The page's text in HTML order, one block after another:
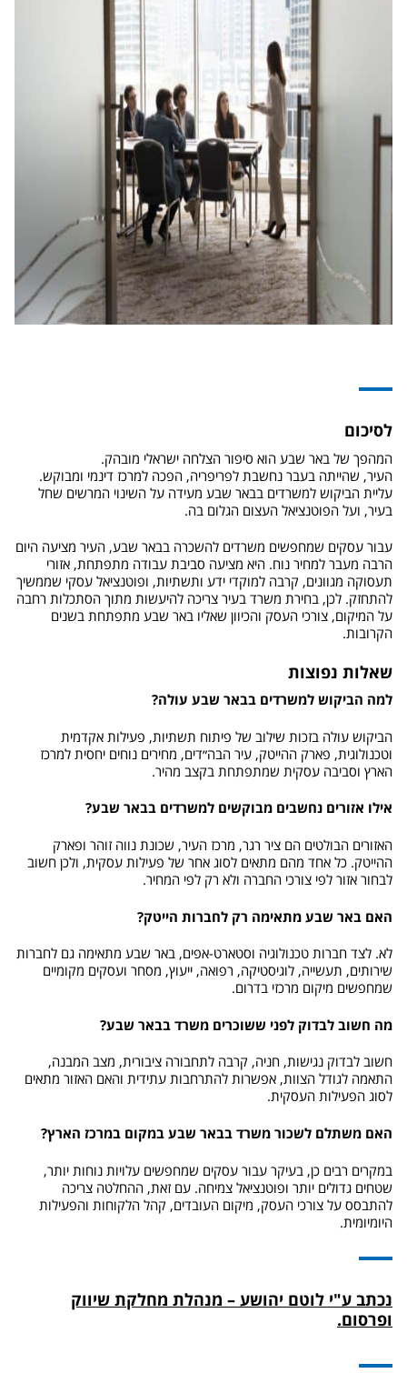
לסיכום
המהפך של באר שבע הוא סיפור הצלחה ישראלי מובהק.
העיר, שהייתה בעבר נחשבת לפריפריה, הפכה למרכז דינמי ומבוקש.
עליית הביקוש למשרדים בבאר שבע מעידה על השינוי המרשים שחל
בעיר, ועל הפוטנציאל העצום הגלום בה.
עבור עסקים שמחפשים משרדים להשכרה בבאר שבע, העיר מציעה היום
הרבה מעבר למחיר נוח. היא מציעה סביבת עבודה מתפתחת, אזורי
תעסוקה מגוונים, קרבה למוקדי ידע ותשתיות, ופוטנציאל עסקי שממשיך
להתחזק. לכן, בחירת משרד בעיר צריכה להיעשות מתוך הסתכלות רחבה
על המיקום, צורכי העסק והכיוון שאליו באר שבע מתפתחת בשנים
הקרובות.
שאלות נפוצות
למה הביקוש למשרדים בבאר שבע עולה?
הביקוש עולה בזכות שילוב של פיתוח תשתיות, פעילות אקדמית
וטכנולוגית, פארק ההייטק, עיר הבה״דים, מחירים נוחים יחסית למרכז
הארץ וסביבה עסקית שמתפתחת בקצב מהיר.
אילו אזורים נחשבים מבוקשים למשרדים בבאר שבע?
האזורים הבולטים הם ציר רגר, מרכז העיר, שכונת נווה זוהר ופארק
ההייטק. כל אחד מהם מתאים לסוג אחר של פעילות עסקית, ולכן חשוב
לבחור אזור לפי צורכי החברה ולא רק לפי המחיר.
האם באר שבע מתאימה רק לחברות הייטק?
לא. לצד חברות טכנולוגיה וסטארט-אפים, באר שבע מתאימה גם לחברות
שירותים, תעשייה, לוגיסטיקה, רפואה, ייעוץ, מסחר ועסקים מקומיים
שמחפשים מיקום מרכזי בדרום.
מה חשוב לבדוק לפני ששוכרים משרד בבאר שבע?
חשוב לבדוק נגישות, חניה, קרבה לתחבורה ציבורית, מצב המבנה,
התאמה לגודל הצוות, אפשרות להתרחבות עתידית והאם האזור מתאים
לסוג הפעילות העסקית.
האם משתלם לשכור משרד בבאר שבע במקום במרכז הארץ?
במקרים רבים כן, בעיקר עבור עסקים שמחפשים עלויות נוחות יותר,
שטחים גדולים יותר ופוטנציאל צמיחה. עם זאת, ההחלטה צריכה
להתבסס על צורכי העסק, מיקום העובדים, קהל הלקוחות והפעילות
היומיומית.
נכתב ע"י לוטם יהושע – מנהלת מחלקת שיווק
ופרסום.